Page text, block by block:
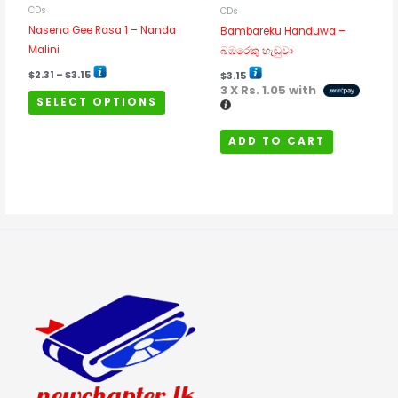
CDs
Nasena Gee Rasa 1 – Nanda
Malini
$2.31 – $3.15
SELECT OPTIONS
on
page
CDs
Bambareku Handuwa –
බඹරෙකු හැඬුවා
$3.15
3 X Rs. 1.05 with
ADD TO CART